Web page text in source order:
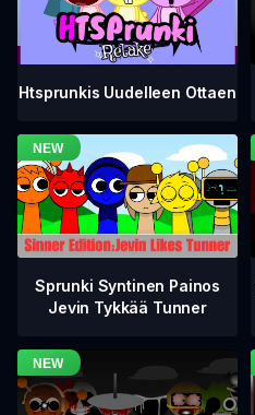
Htsprunkis Uudelleen Ottaen
Sprunki Syntinen Painos
Jevin Tykkää Tunner